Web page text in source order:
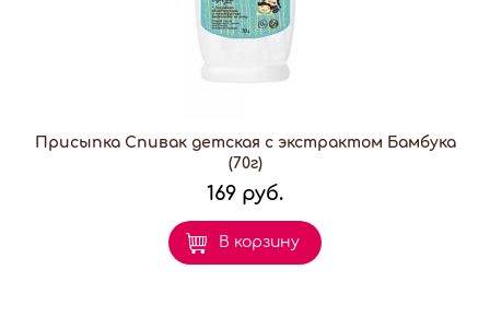
Присыпка Спивак детская с экстрактом Бамбука
(70г)
169 руб.
В корзину